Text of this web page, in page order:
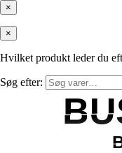
×
×
Hvilket produkt leder du
Søg efter: